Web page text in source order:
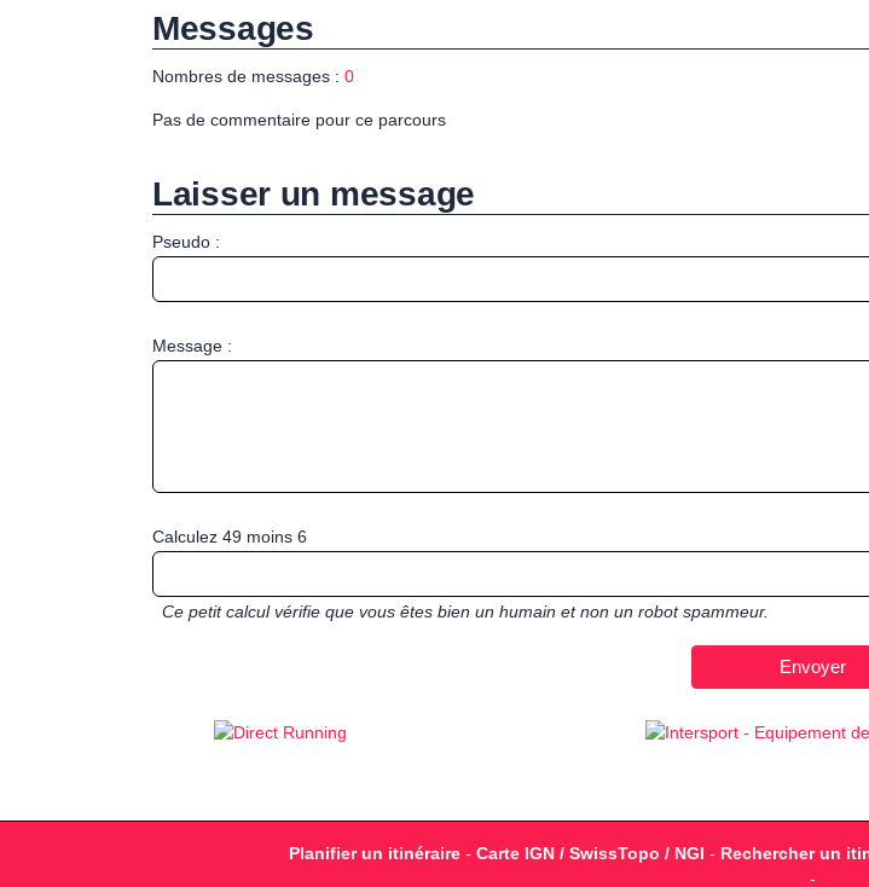
Messages
Nombres de messages : 0
Pas de commentaire pour ce parcours
Laisser un message
Pseudo :
Message :
Calculez 49 moins 6
Ce petit calcul vérifie que vous êtes bien un humain et non un robot spammeur.
Planifier un itinéraire - Carte IGN / SwissTopo / NGI - Rechercher un
-